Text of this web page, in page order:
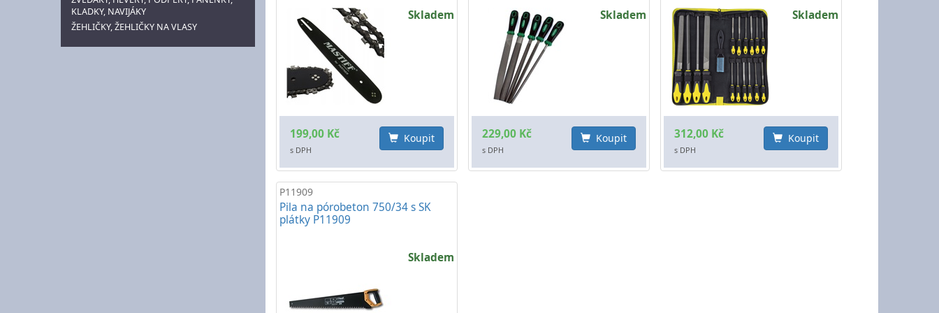
KLADKY, NAVIJÁKY
ŽEHLIČKY, ŽEHLIČKY NA VLASY
Skladem
199,00 Kč
s DPH
Koupit
Skladem
229,00 Kč
s DPH
Koupit
Skladem
312,00 Kč
s DPH
Koupit
P11909
Pila na pórobeton 750/34 s SK
plátky P11909
Skladem